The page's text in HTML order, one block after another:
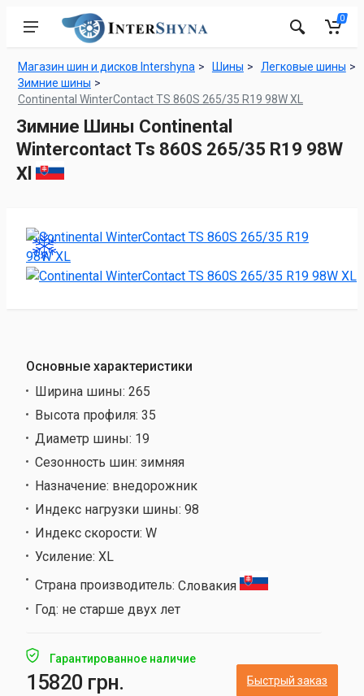
0
Магазин шин и дисков Intershyna Шины
Легковые шины
Зимние шины
Continental WinterContact TS 860S 265/35 R19 98W XL
Зимние Шины Continental
Wintercontact Ts 860S 265/35 R19 98W
Xl
Основные характеристики
Ширина шины: 265
Высота профиля: 35
Диаметр шины: 19
Сезонность шин: зимняя
Назначение: внедорожник
Индекс нагрузки шины: 98
Индекс скорости: W
Усиление: XL
Страна производитель: Словакия
Год: не старше двух лет
Гарантированное наличие
15820 грн. Быстрый заказ